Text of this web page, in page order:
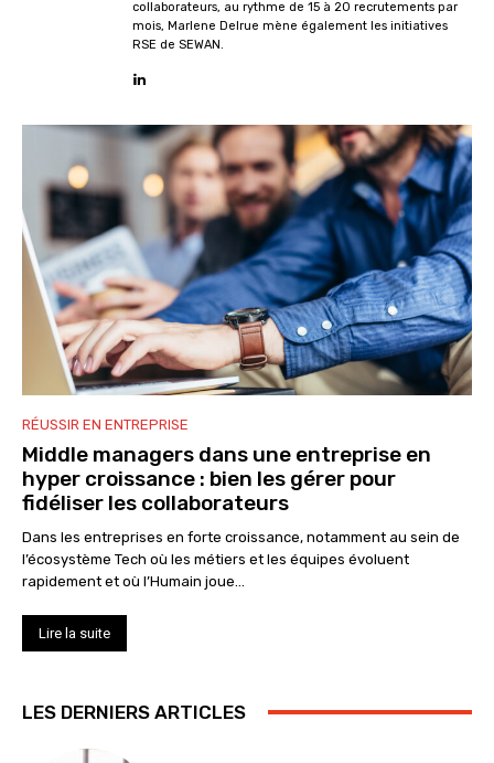
collaborateurs, au rythme de 15 à 20 recrutements par
mois, Marlene Delrue mène également les initiatives
RSE de SEWAN.
RÉUSSIR EN ENTREPRISE
Middle managers dans une entreprise en
hyper croissance : bien les gérer pour
fidéliser les collaborateurs
Dans les entreprises en forte croissance, notamment au sein de
l’écosystème Tech où les métiers et les équipes évoluent
rapidement et où l’Humain joue...
Lire la suite
LES DERNIERS ARTICLES